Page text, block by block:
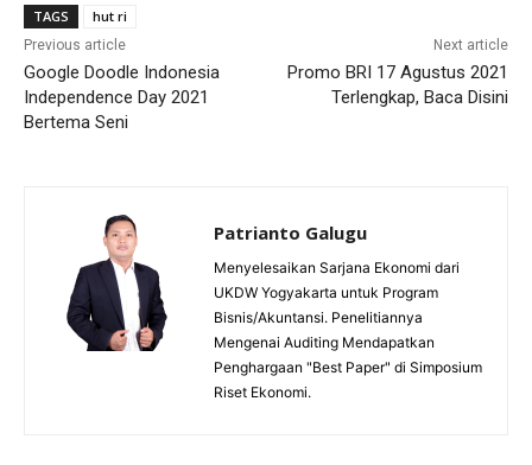
TAGS hut ri
Previous article
Google Doodle Indonesia
Independence Day 2021
Bertema Seni
Next article
Promo BRI 17 Agustus 2021
Terlengkap, Baca Disini
Patrianto Galugu
Menyelesaikan Sarjana Ekonomi dari
UKDW Yogyakarta untuk Program
Bisnis/Akuntansi. Penelitiannya
Mengenai Auditing Mendapatkan
Penghargaan "Best Paper" di Simposium
Riset Ekonomi.